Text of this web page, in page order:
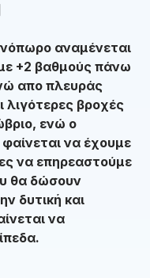
αναμένεται
+2 βαθμούς πάνω
απο πλευράς
βροχές
ενώ ο
να έχουμε
να επηρεαστούμε
θα δώσουν
δυτική και
να